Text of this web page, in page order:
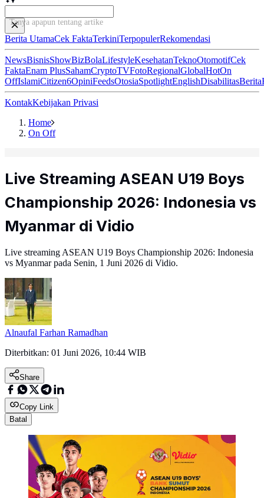
Tanya apapun tentang artikel ini...
Berita UtamaCek FaktaTerkiniTerpopulerRekomendasi
NewsBisnisShowBizBolaLifestyleKesehatanTeknoOtomotifCek
FaktaEnam PlusSahamCryptoTVFotoRegionalGlobalHotOn
OffIslamiCitizen6OpiniFeedsOtosiaSpotlightEnglishDisabilitasBerita
KontakKebijakan Privasi
Home
On Off
Live Streaming ASEAN U19 Boys
Championship 2026: Indonesia vs
Myanmar di Vidio
Live streaming ASEAN U19 Boys Championship 2026: Indonesia
vs Myanmar pada Senin, 1 Juni 2026 di Vidio.
Alnaufal Farhan Ramadhan
Diterbitkan: 01 Juni 2026, 10:44 WIB
Share
Copy Link
Batal